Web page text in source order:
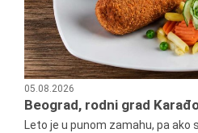
05.08.2026
Beograd, rodni grad
Leto je u punom zamahu, pa ako